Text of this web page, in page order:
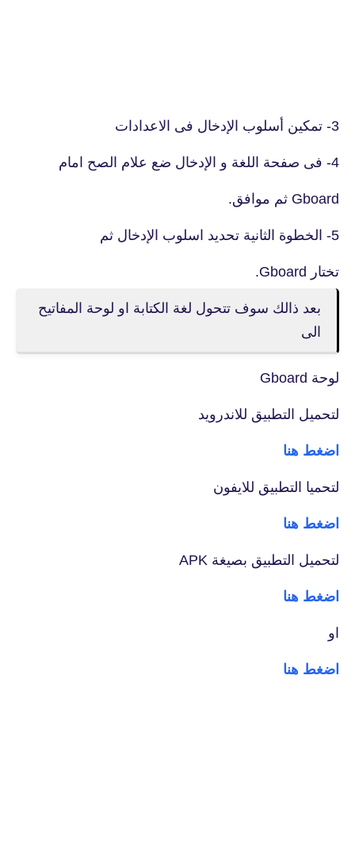
3- تمكين أسلوب الإدخال فى الاعدادات
4- فى صفحة اللغة و الإدخال ضع علام الصح امام
Gboard ثم موافق.
5- الخطوة الثانية تحديد اسلوب الإدخال ثم
تختار Gboard.
بعد ذالك سوف تتحول لغة الكتابة او لوحة المفاتيح
الى
لوحة Gboard
لتحميل التطبيق للاندرويد
اضغط هنا
لتحميا التطبيق للايفون
اضغط هنا
لتحميل التطبيق بصيغة APK
اضغط هنا
او
اضغط هنا